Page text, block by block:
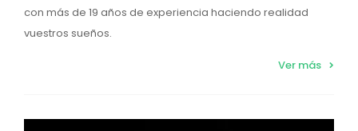
con más de 19 años de experiencia haciendo realidad
vuestros sueños.
Ver más